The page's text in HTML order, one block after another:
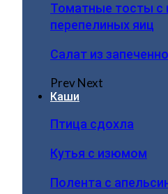
Томатные тосты с
перепелиных яиц
Салат из
PrevNext
Каши
Птица сдохла
Кутья с изюмом
Полента с